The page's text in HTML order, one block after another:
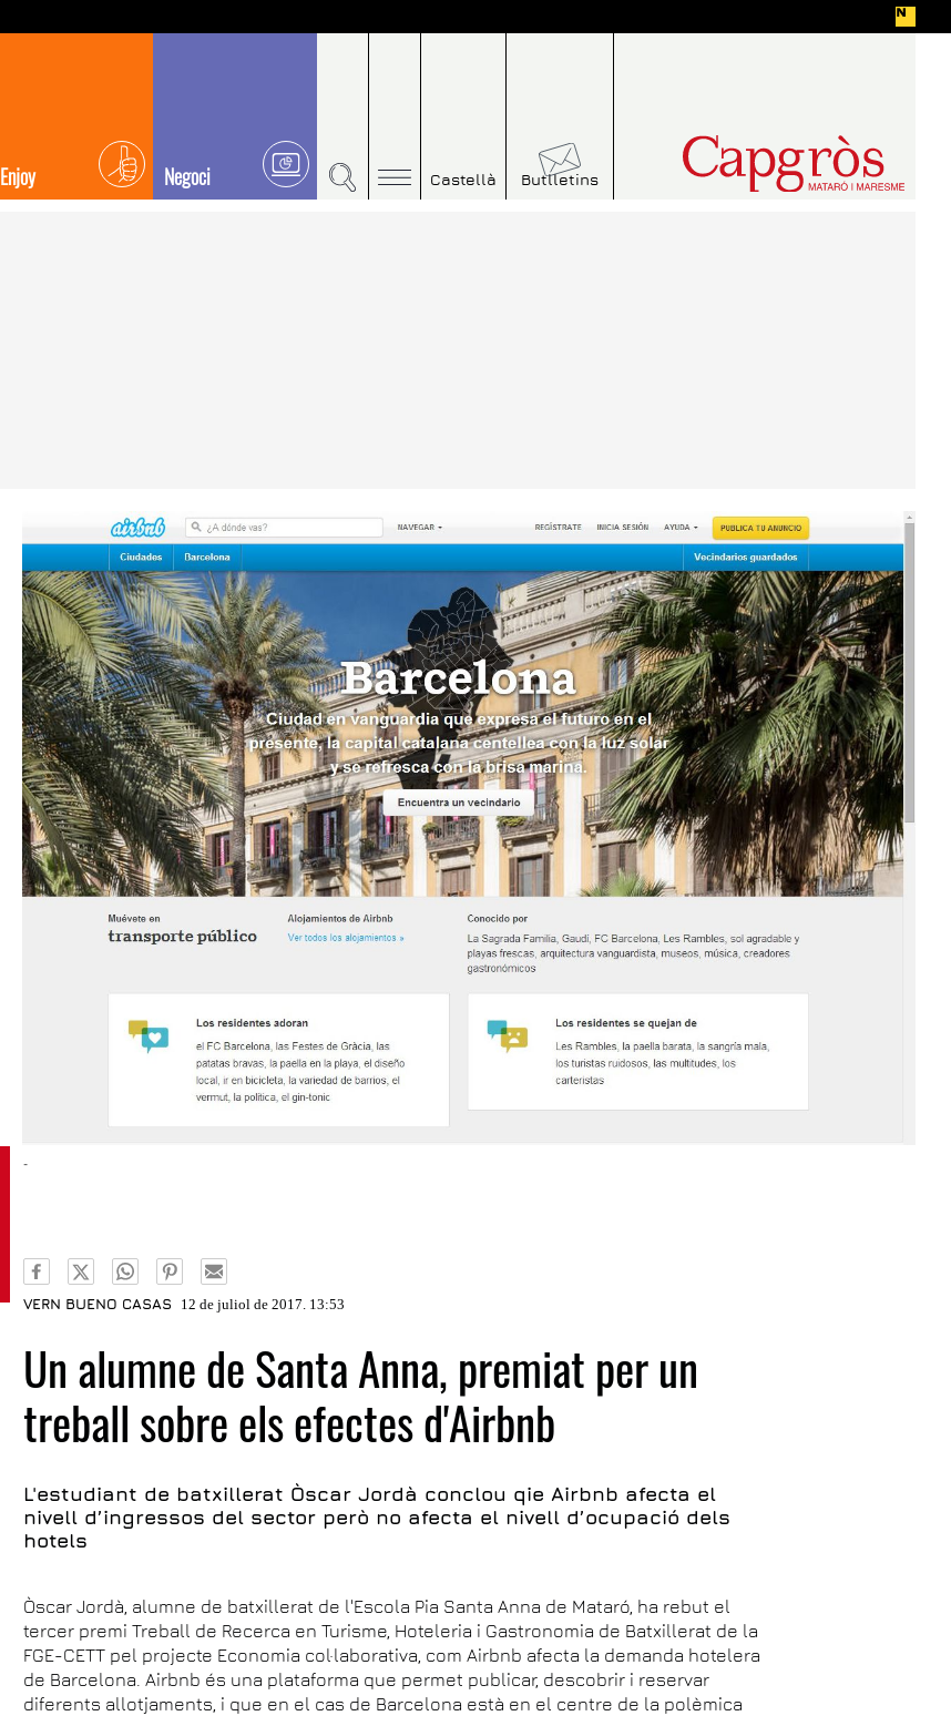
Enjoy Negoci Castellà Butlletins
-
VERN BUENO CASAS 12 de juliol de 2017. 13:53
Un alumne de Santa Anna, premiat per un
treball sobre els efectes d'Airbnb
L'estudiant de batxillerat Òscar Jordà conclou qie Airbnb afecta el
nivell d’ingressos del sector però no afecta el nivell d’ocupació dels
hotels
Òscar Jordà, alumne de batxillerat de l'Escola Pia Santa Anna de Mataró, ha rebut el
tercer premi Treball de Recerca en Turisme, Hoteleria i Gastronomia de Batxillerat de la
FGE-CETT pel projecte Economia col·laborativa, com Airbnb afecta la demanda hotelera
de Barcelona. Airbnb és una plataforma que permet publicar, descobrir i reservar
diferents allotjaments, i que en el cas de Barcelona està en el centre de la polèmica